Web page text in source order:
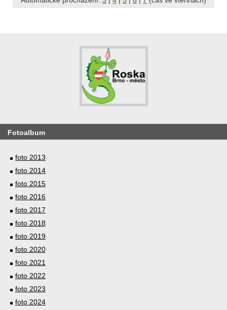
Fotoalbum
foto 2013
foto 2014
foto 2015
foto 2016
foto 2017
foto 2018
foto 2019
foto 2020
foto 2021
foto 2022
foto 2023
foto 2024